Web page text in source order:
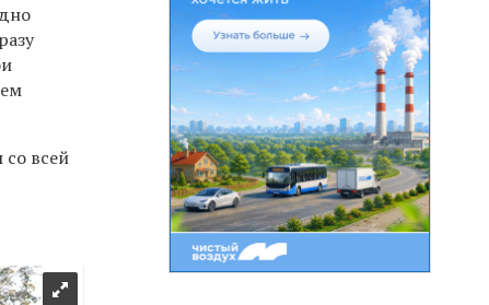
всей